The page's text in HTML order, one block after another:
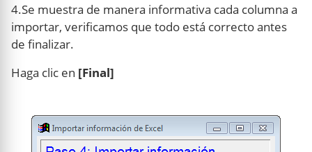
4.Se muestra de manera informativa cada columna a
importar, verificamos que todo está correcto antes
de finalizar.
Haga clic en [Final]